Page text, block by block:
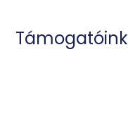
Támogatóink